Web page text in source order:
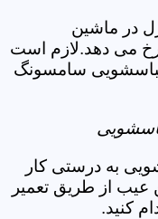
در ماشین
می دهد.لازم است
سامسونگ
به درستی کار
عیب از طریق تعمیر
کنید.